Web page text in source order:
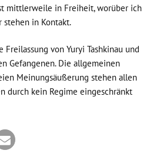
mittlerweile in Freiheit, worüber ich
in Kontakt.
von Yuryi Tashkinau und
Gefangenen. Die allgemeinen
Meinungsäußerung stehen allen
durch kein Regime eingeschränkt